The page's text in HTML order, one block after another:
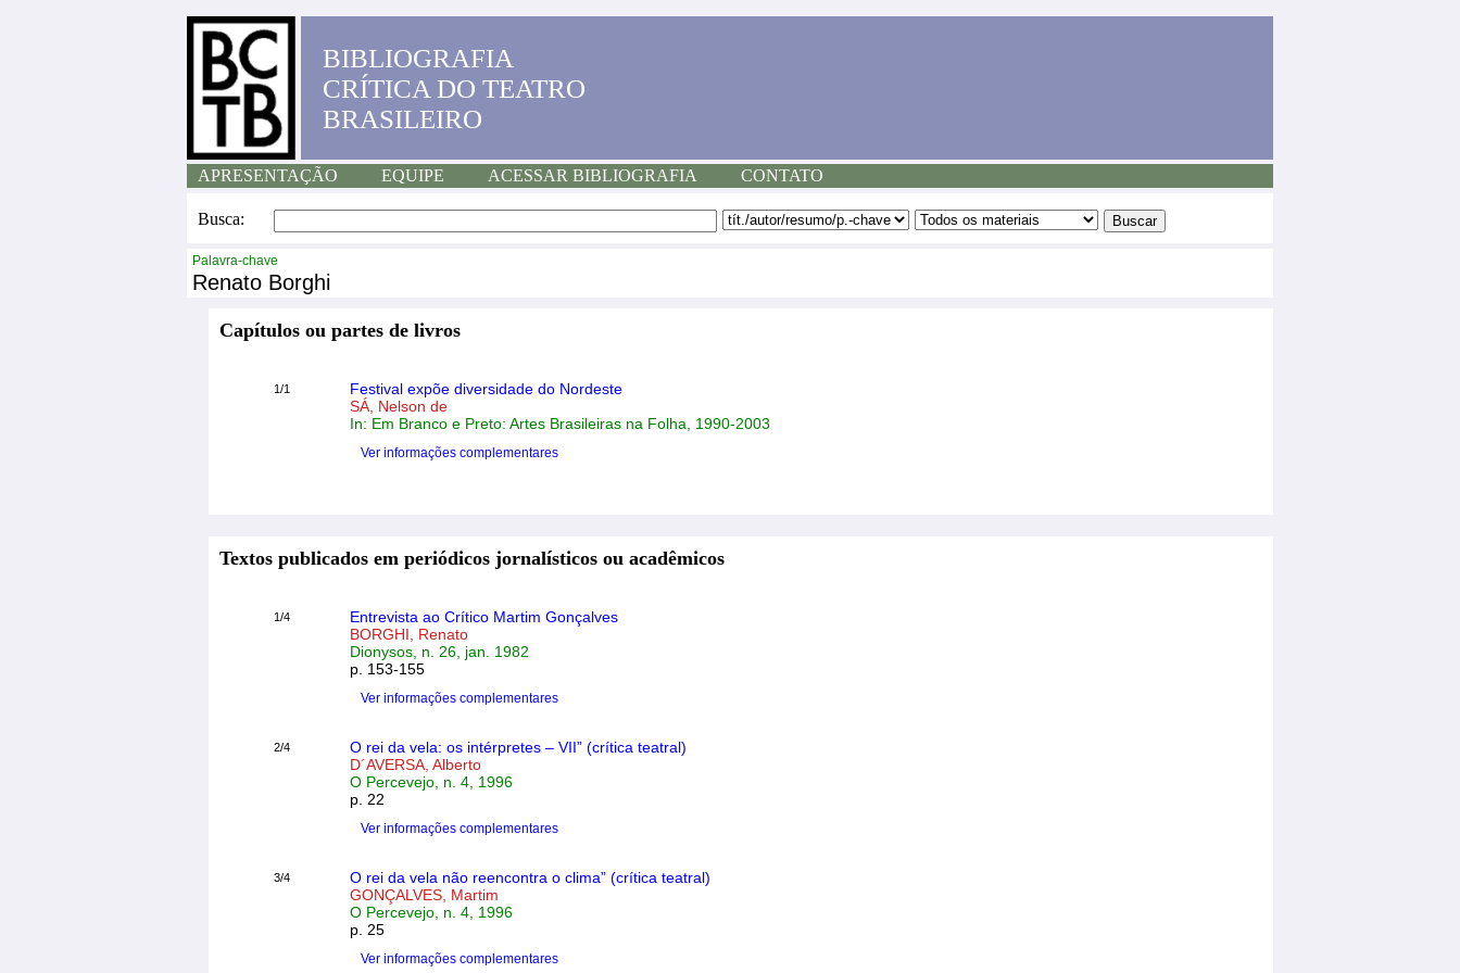
BIBLIOGRAFIA
CRÍTICA DO TEATRO
BRASILEIRO
APRESENTAÇÃO EQUIPE ACESSAR BIBLIOGRAFIA CONTATO
Busca:
Palavra-chave
Renato Borghi
Capítulos ou partes de livros
1/1
Festival expõe diversidade do Nordeste
SÁ, Nelson de
In: Em Branco e Preto: Artes Brasileiras na Folha, 1990-2003
Ver informações complementares
Textos publicados em periódicos jornalísticos ou acadêmicos
1/4
Entrevista ao Crítico Martim Gonçalves
BORGHI, Renato
Dionysos, n. 26, jan. 1982
p. 153-155
Ver informações complementares
2/4
O rei da vela: os intérpretes – VII” (crítica teatral)
D´AVERSA, Alberto
O Percevejo, n. 4, 1996
p. 22
Ver informações complementares
3/4
O rei da vela não reencontra o clima” (crítica teatral)
GONÇALVES, Martim
O Percevejo, n. 4, 1996
p. 25
Ver informações complementares